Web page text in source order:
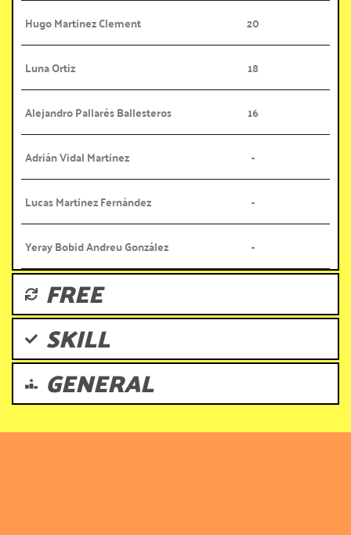
Hugo Martínez Clement 20
Luna Ortiz 18
Alejandro Pallarés Ballesteros 16
Adrián Vidal Martínez -
Lucas Martínez Fernández -
Yeray Bobid Andreu González -
FREE
SKILL
GENERAL